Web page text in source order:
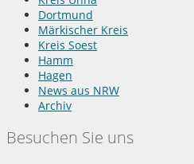
Dortmund
Märkischer Kreis
Kreis Soest
Hamm
Hagen
News aus NRW
Archiv
Besuchen Sie uns